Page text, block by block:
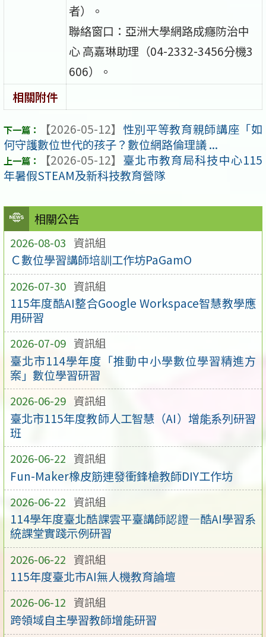
相關公告
2026-08-03 資訊組
Ｃ數位學習講師培訓工作坊PaGamO
2026-07-30 資訊組
115年度酷AI整合Google Workspace智慧教學應
用研習
2026-07-09 資訊組
臺北市114學年度「推動中小學數位學習精進方
案」數位學習研習
2026-06-29 資訊組
臺北市115年度教師人工智慧（AI）增能系列研習
班
2026-06-22 資訊組
Fun-Maker橡皮筋連發衝鋒槍教師DIY工作坊
2026-06-22 資訊組
114學年度臺北酷課雲平臺講師認證—酷AI學習系
統課堂實踐示例研習
2026-06-22 資訊組
115年度臺北市AI無人機教育論壇
2026-06-12 資訊組
跨領域自主學習教師增能研習
者）。
聯絡窗口：亞洲大學網路成癮防治中
心 高嘉琳助理（04-2332-3456分機3
606）。
相關附件
【2026-05-12】 性別平等教育親師講座「如
何守護數位世代的孩子？數位網路倫理議 ...
【2026-05-12】 臺北市教育局科技中心115
年暑假STEAM及新科技教育營隊